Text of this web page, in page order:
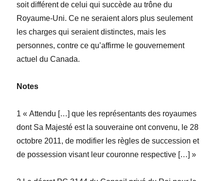
soit différent de celui qui succède au trône du
Royaume-Uni. Ce ne seraient alors plus seulement
les charges qui seraient distinctes, mais les
personnes, contre ce qu’affirme le gouvernement
actuel du Canada.
Notes
1 « Attendu […] que les représentants des royaumes
dont Sa Majesté est la souveraine ont convenu, le 28
octobre 2011, de modifier les règles de succession et
de possession visant leur couronne respective […] »